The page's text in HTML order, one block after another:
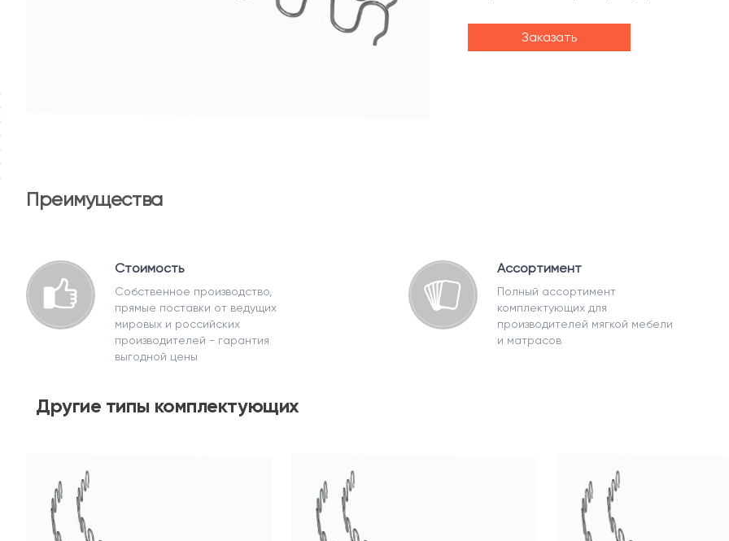
Заказать
Преимущества
Стоимость
Собственное производство,
прямые поставки от ведущих
мировых и российских
производителей - гарантия
выгодной цены
Ассортимент
Полный ассортимент
комплектующих для
производителей мягкой мебели
и матрасов
Другие типы комплектующих